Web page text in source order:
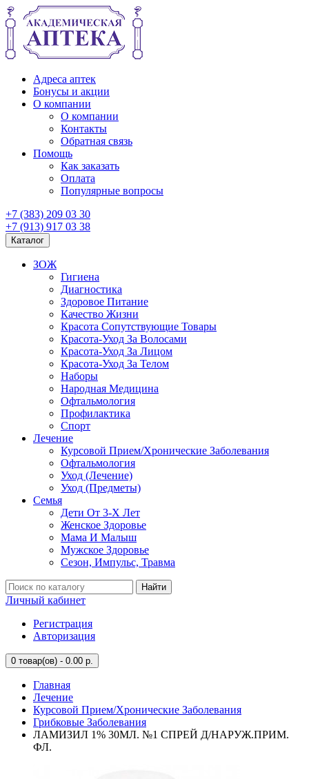
Адреса аптек
Бонусы и акции
О компании
О компании
Контакты
Обратная связь
Помощь
Как заказать
Оплата
Популярные вопросы
+7 (383) 209 03 30
+7 (913) 917 03 38
Каталог
ЗОЖ
Гигиена
Диагностика
Здоровое Питание
Качество Жизни
Красота Сопутствующие Товары
Красота-Уход За Волосами
Красота-Уход За Лицом
Красота-Уход За Телом
Наборы
Народная Медицина
Офтальмология
Профилактика
Спорт
Лечение
Курсовой Прием/Хронические Заболевания
Офтальмология
Уход (Лечение)
Уход (Предметы)
Семья
Дети От 3-Х Лет
Женское Здоровье
Мама И Малыш
Мужское Здоровье
Сезон, Импульс, Травма
Найти
Личный кабинет
Регистрация
Авторизация
0 товар(ов) - 0.00 р.
Главная
Лечение
Курсовой Прием/Хронические Заболевания
Грибковые Заболевания
ЛАМИЗИЛ 1% 30МЛ. №1 СПРЕЙ Д/НАРУЖ.ПРИМ.
ФЛ.